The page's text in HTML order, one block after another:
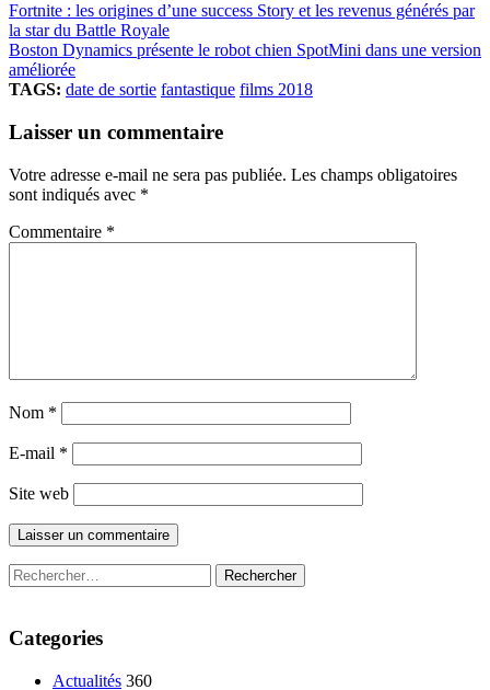
Fortnite : les origines d’une success Story et les revenus générés par
la star du Battle Royale
Boston Dynamics présente le robot chien SpotMini dans une version
améliorée
TAGS: date de sortie fantastique films 2018
Laisser un commentaire
Votre adresse e-mail ne sera pas publiée. Les champs obligatoires
sont indiqués avec *
Commentaire *
Nom *
E-mail *
Site web
Rechercher :
Categories
Actualités 360